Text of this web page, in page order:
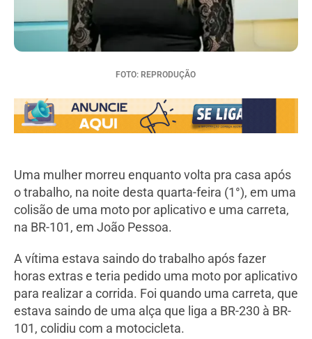
FOTO: REPRODUÇÃO
Uma mulher morreu enquanto volta pra casa após
o trabalho, na noite desta quarta-feira (1°), em uma
colisão de uma moto por aplicativo e uma carreta,
na BR-101, em João Pessoa.
A vítima estava saindo do trabalho após fazer
horas extras e teria pedido uma moto por aplicativo
para realizar a corrida. Foi quando uma carreta, que
estava saindo de uma alça que liga a BR-230 à BR-
101, colidiu com a motocicleta.